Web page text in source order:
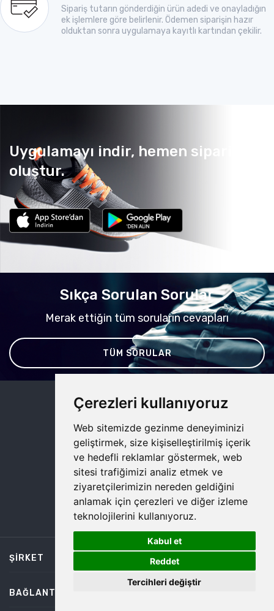
Çerezleri kullanıyoruz
Web sitemizde gezinme deneyiminizi
geliştirmek, size kişiselleştirilmiş içerik
ve hedefli reklamlar göstermek, web
sitesi trafiğimizi analiz etmek ve
ziyaretçilerimizin nereden geldiğini
anlamak için çerezleri ve diğer izleme
teknolojilerini kullanıyoruz.
Kabul et
Reddet
Tercihleri değiştir
Sipariş tutarın gönderdiğin ürün adedi ve onayladığın
ek işlemlere göre belirlenir. Ödemen siparişin hazır
olduktan sonra uygulamaya kayıtlı kartından çekilir.
Uygulamayı indir, hemen sipariş
oluştur.
Sıkça Sorulan Sorular
Merak ettiğin tüm soruların cevapları
TÜM SORULAR
DESTEK HATTIMIZ
0850 885 15 45
ŞIRKET
BAĞLANTILAR